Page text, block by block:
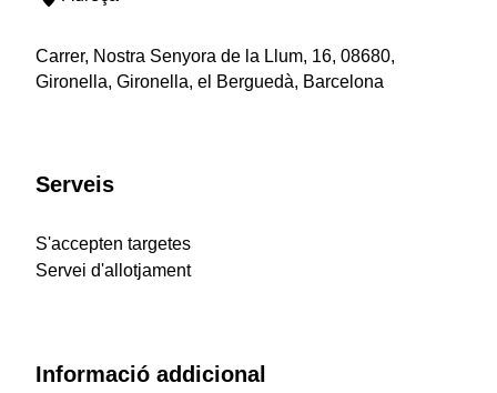
Carrer, Nostra Senyora de la Llum, 16, 08680,
Gironella, Gironella, el Berguedà, Barcelona
Serveis
S'accepten targetes
Servei d'allotjament
Informació addicional